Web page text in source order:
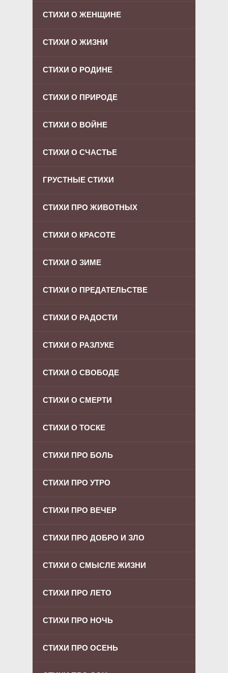
СТИХИ О ЖЕНЩИНЕ
СТИХИ О ЖИЗНИ
СТИХИ О РОДИНЕ
СТИХИ О ПРИРОДЕ
СТИХИ О ВОЙНЕ
СТИХИ О СЧАСТЬЕ
ГРУСТНЫЕ СТИХИ
СТИХИ ПРО ЖИВОТНЫХ
СТИХИ О КРАСОТЕ
СТИХИ О ЗИМЕ
СТИХИ О ПРЕДАТЕЛЬСТВЕ
СТИХИ О РАДОСТИ
СТИХИ О РАЗЛУКЕ
СТИХИ О СВОБОДЕ
СТИХИ О СМЕРТИ
СТИХИ О ТОСКЕ
СТИХИ ПРО БОЛЬ
СТИХИ ПРО УТРО
СТИХИ ПРО ВЕЧЕР
СТИХИ ПРО ДОБРО И ЗЛО
СТИХИ О СМЫСЛЕ ЖИЗНИ
СТИХИ ПРО ЛЕТО
СТИХИ ПРО НОЧЬ
СТИХИ ПРО ОСЕНЬ